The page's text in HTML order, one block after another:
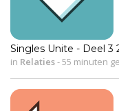
Singles Unite - Deel 3
in Relaties-55 minuten